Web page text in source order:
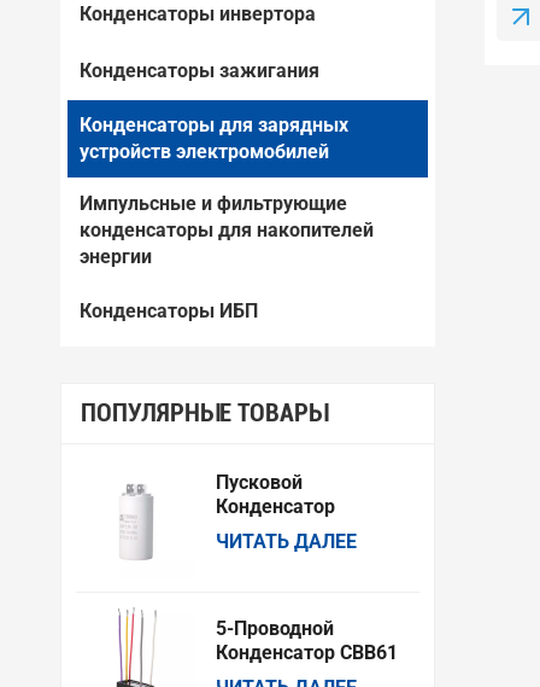
Конденсаторы инвертора
Конденсаторы зажигания
Конденсаторы для зарядных
устройств электромобилей
Импульсные и фильтрующие
конденсаторы для накопителей
энергии
Конденсаторы ИБП
ПОПУЛЯРНЫЕ ТОВАРЫ
Пусковой
Конденсатор
Переменного Тока
CCBB60 Для
ЧИТАТЬ ДАЛЕЕ
5-Проводной
Конденсатор CBB61
Для Двигателей